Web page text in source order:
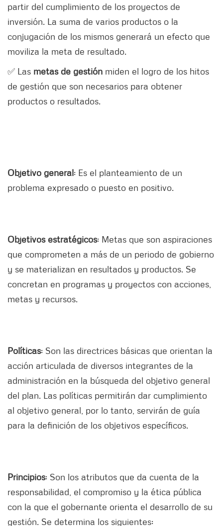
partir del cumplimiento de los proyectos de
inversión. La suma de varios productos o la
conjugación de los mismos generará un efecto que
moviliza la meta de resultado.
✅ Las metas de gestión miden el logro de los hitos
de gestión que son necesarios para obtener
productos o resultados.
Objetivo general: Es el planteamiento de un
problema expresado o puesto en positivo.
Objetivos estratégicos: Metas que son aspiraciones
que comprometen a más de un periodo de gobierno
y se materializan en resultados y productos. Se
concretan en programas y proyectos con acciones,
metas y recursos.
Políticas: Son las directrices básicas que orientan la
acción articulada de diversos integrantes de la
administración en la búsqueda del objetivo general
del plan. Las políticas permitirán dar cumplimiento
al objetivo general, por lo tanto, servirán de guía
para la definición de los objetivos específicos.
Principios: Son los atributos que da cuenta de la
responsabilidad, el compromiso y la ética pública
con la que el gobernante orienta el desarrollo de su
gestión. Se determina los siguientes: